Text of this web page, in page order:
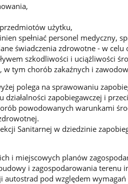
użytku,
spełniać personel medyczny,
świadczenia zdrowotne - w
szkodliwości i uciążliwości
tym chorób zakaźnych i
polega na sprawowaniu
zapobiegawczej i
powodowanych warunkami
Sanitarnej w dziedzinie
i miejscowych planów
i zagospodarowania terenu
autostrad pod względem